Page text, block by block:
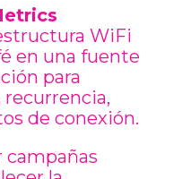
WiFi
en una fuente
para
de conexión.